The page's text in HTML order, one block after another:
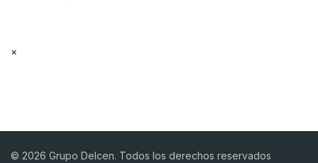
×
© 2026 Grupo Delcen. Todos los derechos reservados